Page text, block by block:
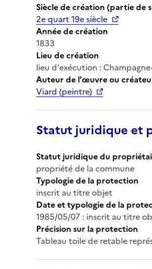
Siècle de création (partie de
2e quart 19e siècle
Année de création
1833
Lieu de création
lieu d'exécution :
Auteur de l'œuvre ou
Viard (peintre)
Statut juridique et
Statut juridique du
propriété de la commune
Typologie de la protection
inscrit au titre objet
Date et typologie de la
1985/05/07 : inscrit au titre
Précision sur la protection
Tableau toile de retable